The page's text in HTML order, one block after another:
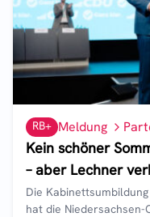
RB+ Meldung
Kein schöner
– aber Lechner
Die
hat die Niedersachsen-